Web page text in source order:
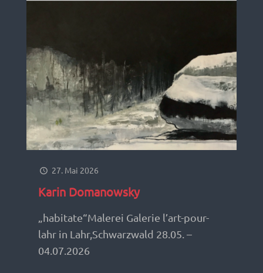
27. Mai 2026
Karin Domanowsky
„habitate“Malerei Galerie l’art-pour-
lahr in Lahr,Schwarzwald 28.05. –
04.07.2026